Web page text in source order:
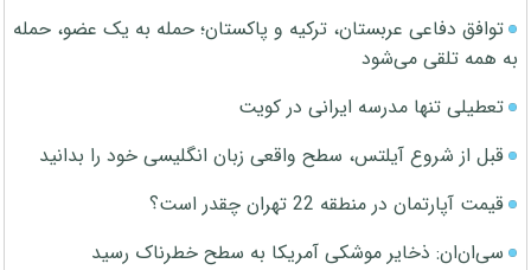
توافق دفاعی عربستان، ترکیه و پاکستان؛ حمله به یک عضو، حمله
به همه تلقی می‌شود
تعطیلی تنها مدرسه ایرانی در کویت
قبل از شروع آیلتس، سطح واقعی زبان انگلیسی خود را بدانید
قیمت آپارتمان در منطقه 22 تهران چقدر است؟
سی‌ان‌ان: ذخایر موشکی آمریکا به سطح خطرناک رسید